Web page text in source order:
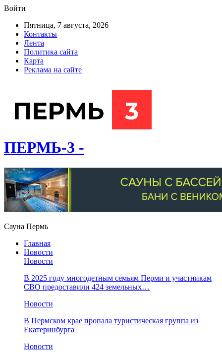
Войти
Пятница, 7 августа, 2026
Контакты
Лента
Политика сайта
Карта
Реклама на сайте
ПЕРМЬ-3 -
Сауна Пермь
Главная
Новости
Новости
В 2025 году многодетным семьям Перми и участникам
СВО предоставили 424 земельных…
Новости
​В Пермском крае пропала туристическая группа из
Екатеринбурга
Новости